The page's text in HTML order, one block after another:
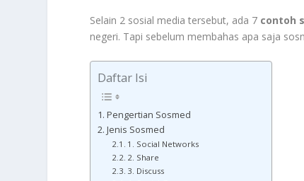
Selain 2 sosial media tersebut, ada 7 contoh
negeri. Tapi sebelum membahas apa saja
Daftar Isi
Pengertian Sosmed
Jenis Sosmed
1. Social Networks
2. Share
3. Discuss